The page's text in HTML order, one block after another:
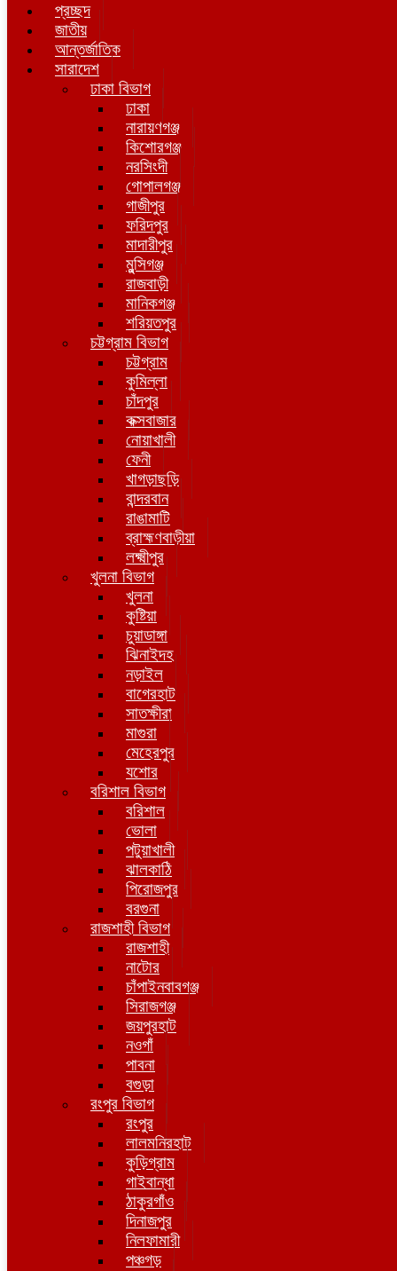
প্রচ্ছদ
জাতীয়
আন্তর্জাতিক
সারাদেশ
ঢাকা বিভাগ
ঢাকা
নারায়ণগঞ্জ
কিশোরগঞ্জ
নরসিংদী
গোপালগঞ্জ
গাজীপুর
ফরিদপুর
মাদারীপুর
মুন্সিগঞ্জ
রাজবাড়ী
মানিকগঞ্জ
শরিয়তপুর
চট্টগ্রাম বিভাগ
চট্টগ্রাম
কুমিল্লা
চাঁদপুর
কক্সবাজার
নোয়াখালী
ফেনী
খাগড়াছড়ি
বান্দরবান
রাঙামাটি
ব্রাহ্মণবাড়ীয়া
লক্ষ্মীপুর
খুলনা বিভাগ
খুলনা
কুষ্টিয়া
চুয়াডাঙ্গা
ঝিনাইদহ
নড়াইল
বাগেরহাট
সাতক্ষীরা
মাগুরা
মেহেরপুর
যশোর
বরিশাল বিভাগ
বরিশাল
ভোলা
পটুয়াখালী
ঝালকাঠি
পিরোজপুর
বরগুনা
রাজশাহী বিভাগ
রাজশাহী
নাটোর
চাঁপাইনবাবগঞ্জ
সিরাজগঞ্জ
জয়পুরহাট
নওগাঁ
পাবনা
বগুড়া
রংপুর বিভাগ
রংপুর
লালমনিরহাট
কুড়িগ্রাম
গাইবান্ধা
ঠাকুরগাঁও
দিনাজপুর
নিলফামারী
পঞ্চগড়